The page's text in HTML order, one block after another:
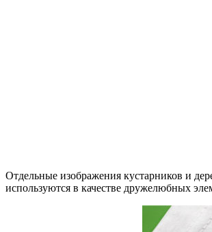
Отдельные изображения кустарников и
используются в качестве дружелюбных